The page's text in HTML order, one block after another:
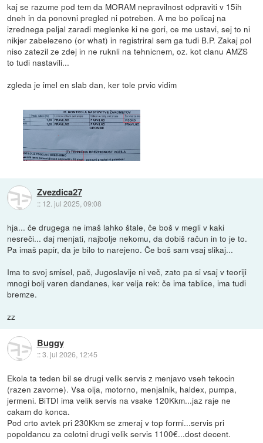
kaj se razume pod tem da MORAM nepravilnost odpraviti v 15ih
dneh in da ponovni pregled ni potreben. A me bo policaj na
izrednega peljal zaradi meglenke ki ne gori, ce me ustavi, sej to ni
nikjer zabelezeno (or what) in registriral sem ga tudi B.P. Zakaj pol
niso zatezil ze zdej in ne ruknli na tehnicnem, oz. kot clanu AMZS
to tudi nastavili...
zgleda je imel en slab dan, ker tole prvic vidim
Zvezdica27
:: 12. jul 2025, 09:08
hja... če drugega ne imaš lahko štale, če boš v megli v kaki
nesreči... daj menjati, najbolje nekomu, da dobiš račun in to je to.
Pa imaš papir, da je bilo to narejeno. Če boš sam vsaj slikaj...
Ima to svoj smisel, pač, Jugoslavije ni več, zato pa si vsaj v teoriji
mnogi bolj varen dandanes, ker velja rek: če ima tablice, ima tudi
bremze.
zz
Buggy
::3. jul 2026, 12:45
Ekola ta teden bil se drugi velik servis z menjavo vseh tekocin
(razen zavorne). Vsa olja, motorno, menjalnik, haldex, pumpa,
jermeni. BiTDI ima velik servis na vsake 120Kkm...jaz raje ne
cakam do konca.
Pod crto avtek pri 230Kkm se zmeraj v top formi...servis pri
popoldancu za celotni drugi velik servis 1100€...dost decent.